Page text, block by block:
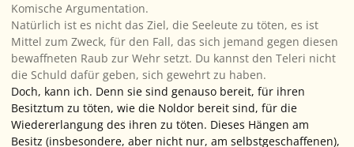
Komische Argumentation.
Natürlich ist es nicht das Ziel, die Seeleute zu töten, es ist
Mittel zum Zweck, für den Fall, das sich jemand gegen diesen
bewaffneten Raub zur Wehr setzt. Du kannst den Teleri nicht
die Schuld dafür geben, sich gewehrt zu haben.
Doch, kann ich. Denn sie sind genauso bereit, für ihren
Besitztum zu töten, wie die Noldor bereit sind, für die
Wiedererlangung des ihren zu töten. Dieses Hängen am
Besitz (insbesondere, aber nicht nur, am selbstgeschaffenen),